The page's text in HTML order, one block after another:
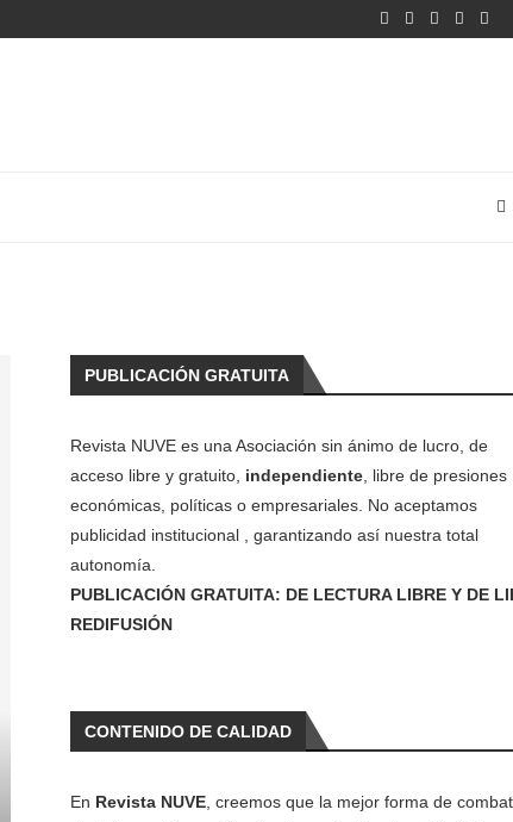
PUBLICACIÓN GRATUITA
Revista NUVE es una Asociación sin ánimo de lucro, de
acceso libre y gratuito, independiente, libre de presiones
económicas, políticas o empresariales. No aceptamos
publicidad institucional , garantizando así nuestra total
autonomía.
PUBLICACIÓN GRATUITA: DE LECTURA LIBRE Y DE
REDIFUSIÓN
CONTENIDO DE CALIDAD
En Revista NUVE, creemos que la mejor forma de